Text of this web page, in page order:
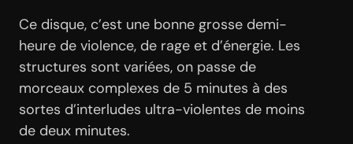
Ce disque, c’est une bonne grosse demi-
heure de violence, de rage et d’énergie. Les
structures sont variées, on passe de
morceaux complexes de 5 minutes à des
sortes d’interludes ultra-violentes de moins
de deux minutes.